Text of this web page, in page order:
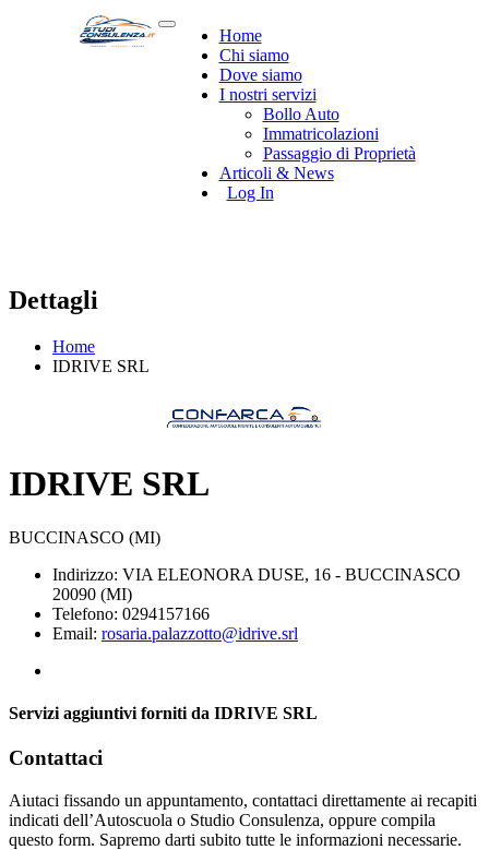
Home
Chi siamo
Dove siamo
I nostri servizi
Bollo Auto
Immatricolazioni
Passaggio di Proprietà
Articoli & News
Log In
Dettagli
Home
IDRIVE SRL
IDRIVE SRL
BUCCINASCO (MI)
Indirizzo: VIA ELEONORA DUSE, 16 - BUCCINASCO
20090 (MI)
Telefono: 0294157166
Email: rosaria.palazzotto@idrive.srl
Servizi aggiuntivi forniti da IDRIVE SRL
Contattaci
Aiutaci fissando un appuntamento, contattaci direttamente ai recapiti
indicati dell’Autoscuola o Studio Consulenza, oppure compila
questo form. Sapremo darti subito tutte le informazioni necessarie.